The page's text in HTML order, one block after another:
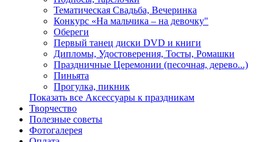
Тематическая Свадьба, Вечеринка
Конкурс «На мальчика – на девочку"
Обереги
Первый танец диски DVD и книги
Дипломы, Удостоверения, Тосты, Ромашки
Праздничные Церемонии (песочная, дерево...)
Пиньята
Прогулка, пикник
Показать все Аксессуары к праздникам
Творчество
Полезные советы
Фотогалерея